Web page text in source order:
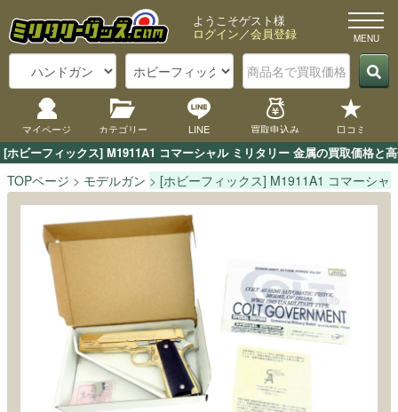
[ホビーフィックス] M1911A1 コマーシャル ミリタリー 金属の買取価格と
ようこそゲスト様
ログイン／会員登録
マイページ カテゴリー LINE 買取申込み 口コミ
TOPページ モデルガン [ホビーフィックス] M1911A1 コマーシャ